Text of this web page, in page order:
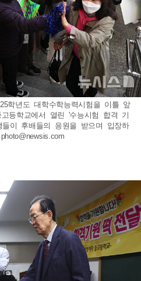
학년도 대학수학능력시험을 이틀 앞
등학교에서 열린 '수능시험 합격 기
이 후배들의 응원을 받으며 입장하
photo@newsis.com